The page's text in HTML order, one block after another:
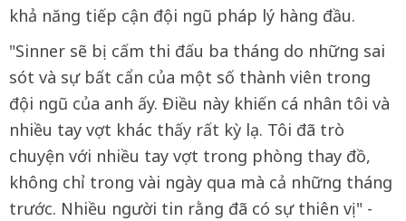
khả năng tiếp cận đội ngũ pháp lý hàng đầu.
"Sinner sẽ bị cấm thi đấu ba tháng do những sai
sót và sự bất cẩn của một số thành viên trong
đội ngũ của anh ấy. Điều này khiến cá nhân tôi và
nhiều tay vợt khác thấy rất kỳ lạ. Tôi đã trò
chuyện với nhiều tay vợt trong phòng thay đồ,
không chỉ trong vài ngày qua mà cả những tháng
trước. Nhiều người tin rằng đã có sự thiên vị" -